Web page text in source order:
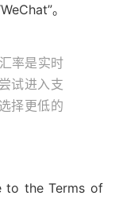
。
率是实时
试进入支
择更低的
to the Terms of